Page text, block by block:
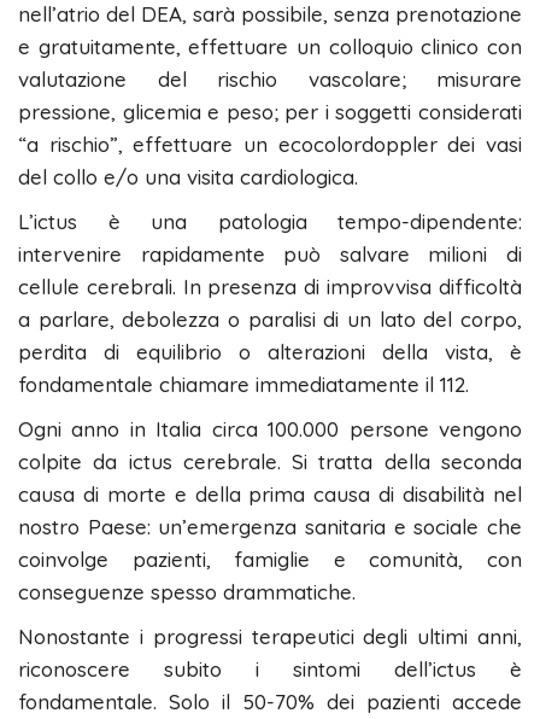
nell’atrio del DEA, sarà possibile, senza prenotazione
e gratuitamente, effettuare un colloquio clinico con
valutazione del rischio vascolare; misurare
pressione, glicemia e peso; per i soggetti considerati
“a rischio”, effettuare un ecocolordoppler dei vasi
del collo e/o una visita cardiologica.
L’ictus è una patologia tempo-dipendente:
intervenire rapidamente può salvare milioni di
cellule cerebrali. In presenza di improvvisa difficoltà
a parlare, debolezza o paralisi di un lato del corpo,
perdita di equilibrio o alterazioni della vista, è
fondamentale chiamare immediatamente il 112.
Ogni anno in Italia circa 100.000 persone vengono
colpite da ictus cerebrale. Si tratta della seconda
causa di morte e della prima causa di disabilità nel
nostro Paese: un’emergenza sanitaria e sociale che
coinvolge pazienti, famiglie e comunità, con
conseguenze spesso drammatiche.
Nonostante i progressi terapeutici degli ultimi anni,
riconoscere subito i sintomi dell’ictus è
fondamentale. Solo il 50-70% dei pazienti accede